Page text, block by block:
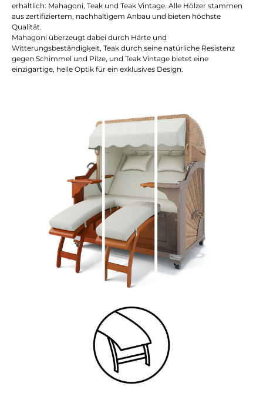
erhältlich: Mahagoni, Teak und Teak Vintage. Alle Hölzer stammen
aus zertifiziertem, nachhaltigem Anbau und bieten höchste
Qualität.
Mahagoni überzeugt dabei durch Härte und
Witterungsbeständigkeit, Teak durch seine natürliche Resistenz
gegen Schimmel und Pilze, und Teak Vintage bietet eine
einzigartige, helle Optik für ein exklusives Design.